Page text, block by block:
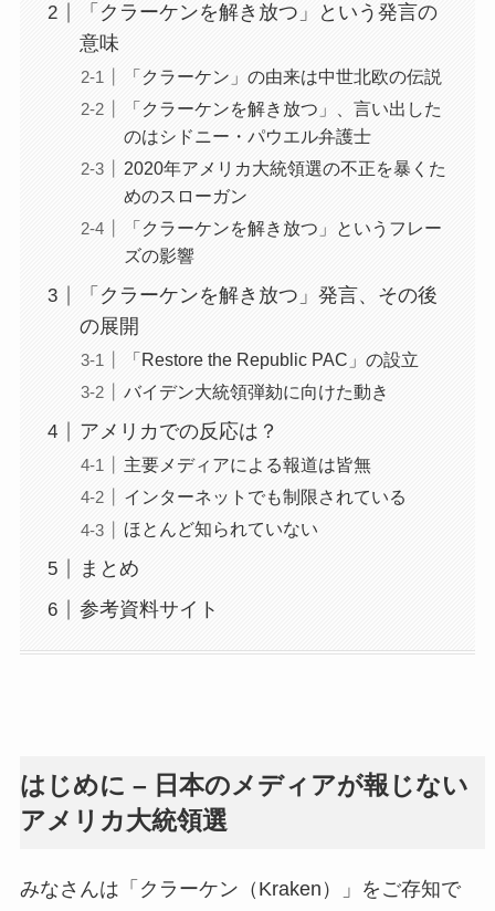
「クラーケンを解き放つ」という発言の
意味
「クラーケン」の由来は中世北欧の伝説
「クラーケンを解き放つ」、言い出した
のはシドニー・パウエル弁護士
2020年アメリカ大統領選の不正を暴くた
めのスローガン
「クラーケンを解き放つ」というフレー
ズの影響
「クラーケンを解き放つ」発言、その後
の展開
「Restore the Republic PAC」の設立
バイデン大統領弾劾に向けた動き
アメリカでの反応は？
主要メディアによる報道は皆無
インターネットでも制限されている
ほとんど知られていない
まとめ
参考資料サイト
はじめに – 日本のメディアが報じない
アメリカ大統領選
みなさんは「クラーケン（Kraken）」をご存知で